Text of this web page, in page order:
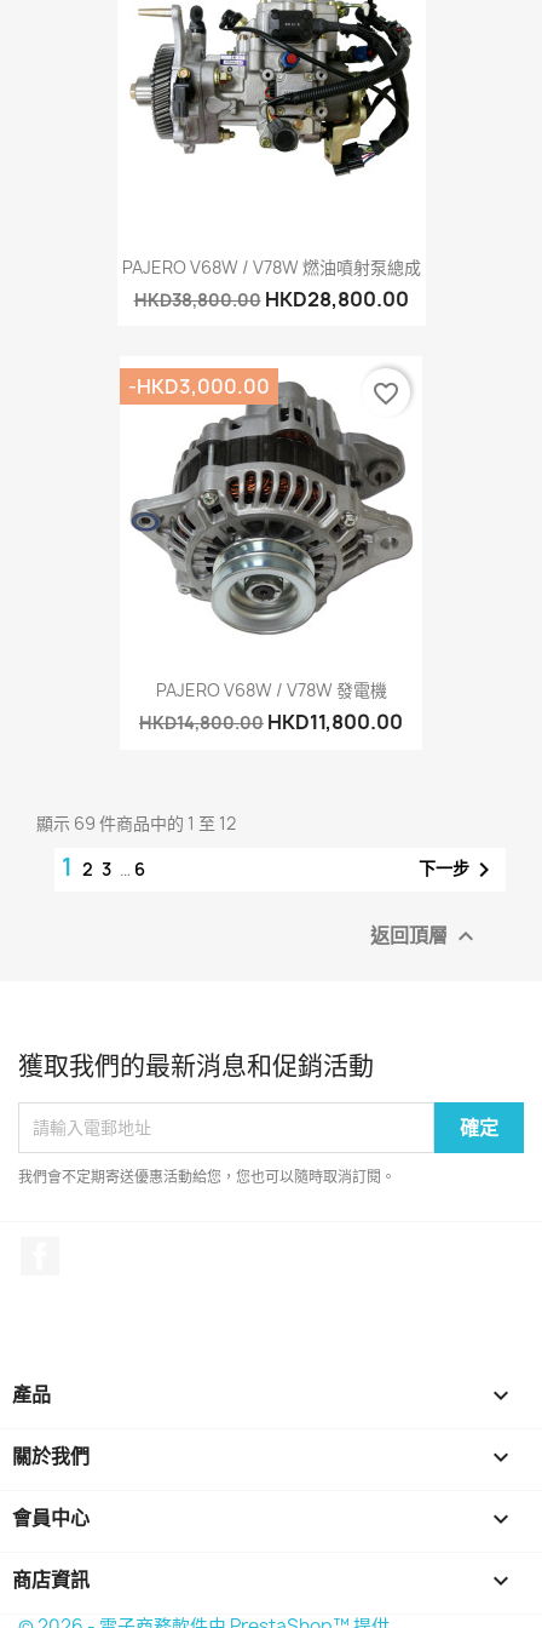
PAJERO V68W / V78W 燃油噴射泵總成
HKD38,800.00 HKD28,800.00
PAJERO V68W / V78W 發電機
HKD14,800.00 HKD11,800.00
-HKD3,000.00 favorite_border
顯示 69 件商品中的 1 至 12
1 2 3 … 6 下一步 
返回頂層 
獲取我們的最新消息和促銷活動
我們會不定期寄送優惠活動給您，您也可以隨時取消訂閱。
產品 
關於我們 
會員中心 
商店資訊 keyboard_arrow_down